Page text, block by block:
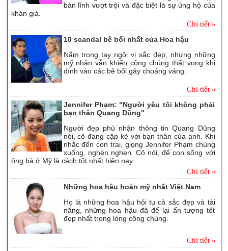
bản lĩnh vượt trội và đặc biệt là sự ủng hộ của
khán giả.
Chi tiết »
10 scandal bê bối nhất của Hoa hậu
Nắm trong tay ngôi vị sắc đẹp, nhưng những
mỹ nhân vẫn khiến công chúng thất vọng khi
dính vào các bê bối gây choáng váng.
Chi tiết »
Jennifer Phạm: "Người yêu tôi không phải
bạn thân Quang Dũng"
Người đẹp phủ nhận thông tin Quang Dũng
nói, cô đang cặp kè với bạn thân của anh. Khi
nhắc đến con trai, giọng Jennifer Phạm chùng
xuống, nghèn nghẹn. Cô nói, để con sống với
ông bà ở Mỹ là cách tốt nhất hiện nay.
Chi tiết »
Những hoa hậu hoàn mỹ nhất Việt Nam
Họ là những hoa hậu hội tụ cả sắc đẹp và tài
năng, những hoa hậu đã để lại ấn tượng tốt
đẹp nhất trong lòng công chúng.
Chi tiết »